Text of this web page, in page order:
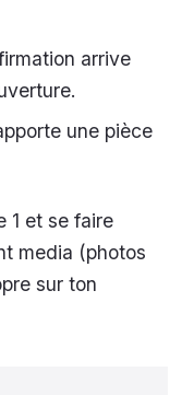
arrive
une pièce
1 et se faire
media (photos
sur ton